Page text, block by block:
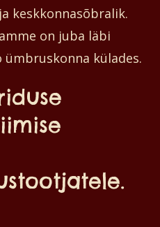
keskkonnasõbralik.
on juba läbi
külades.